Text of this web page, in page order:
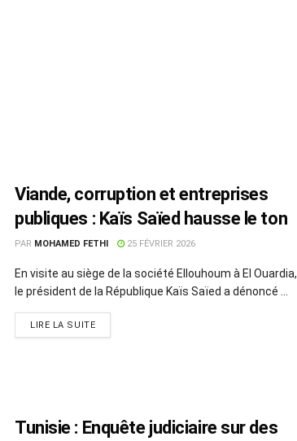
Viande, corruption et entreprises
publiques : Kaïs Saïed hausse le ton
PAR MOHAMED FETHI 25 FÉVRIER 2026
En visite au siège de la société Ellouhoum à El Ouardia,
le président de la République Kaïs Saïed a dénoncé ...
LIRE LA SUITE
Tunisie : Enquête judiciaire sur des